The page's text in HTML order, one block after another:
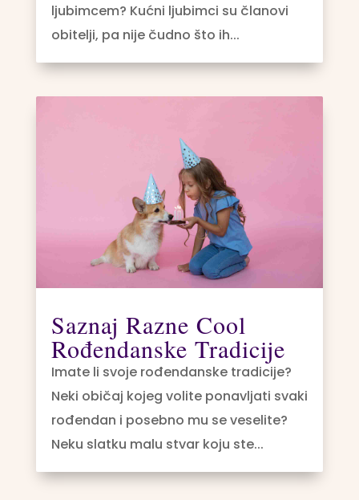
ljubimcem? Kućni ljubimci su članovi
obitelji, pa nije čudno što ih...
Saznaj Razne Cool
Rođendanske Tradicije
Imate li svoje rođendanske tradicije?
Neki običaj kojeg volite ponavljati svaki
rođendan i posebno mu se veselite?
Neku slatku malu stvar koju ste...